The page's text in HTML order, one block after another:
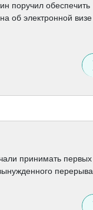
поручил обеспечить
об электронной визе
принимать первых
перерыва